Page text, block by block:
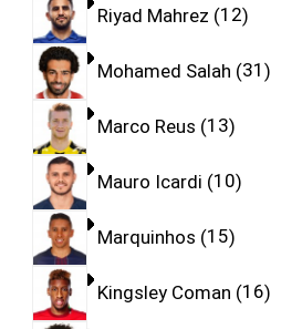
Riyad Mahrez 12
Mohamed Salah 31
Marco Reus 13
Mauro Icardi 10
Marquinhos 15
Kingsley Coman 16